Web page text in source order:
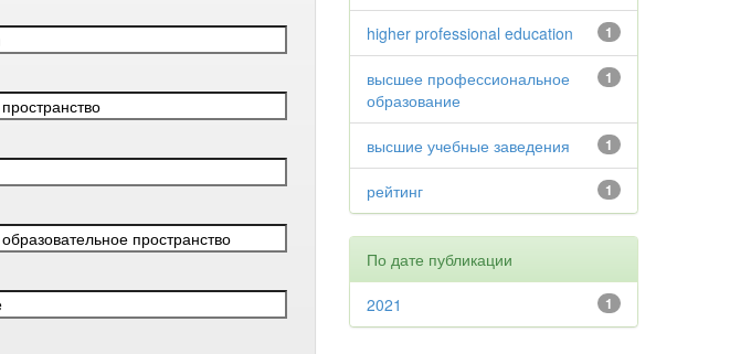
1
higher professional education
1
высшее профессиональное
образование
1
высшие учебные заведения
1
рейтинг
По дате публикации
1
2021